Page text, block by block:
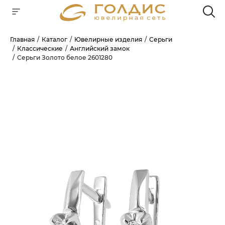
Главная Каталог Ювелирные изделия
Серьги
Классические
Английский замок
Серьги Золото белое 2601280
Для клиентов всех банков